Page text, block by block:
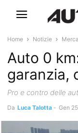
Home Notizie
Auto 0
garanzia,
Pro e contro delle
Da Luca Talotta - Gen